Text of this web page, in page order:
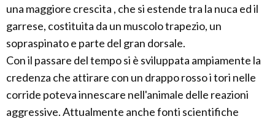
una maggiore crescita , che si estende tra la nuca ed il
garrese, costituita da un muscolo trapezio, un
sopraspinato e parte del gran dorsale.
Con il passare del tempo si è sviluppata ampiamente la
credenza che attirare con un drappo rosso i tori nelle
corride poteva innescare nell'animale delle reazioni
aggressive. Attualmente anche fonti scientifiche